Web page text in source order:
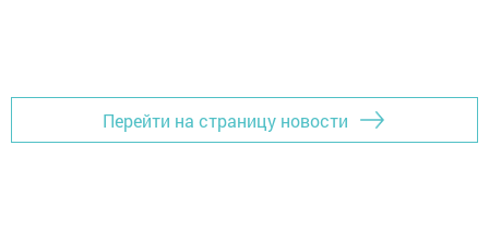
Перейти на страницу новости